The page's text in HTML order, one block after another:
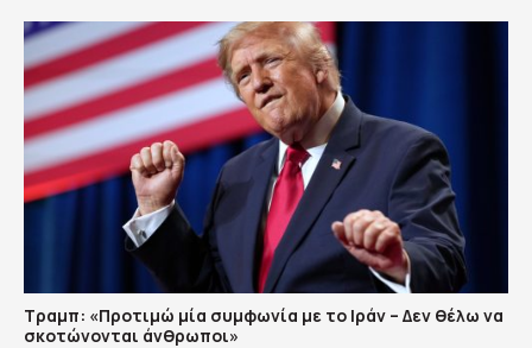
Τραμπ: «Προτιμώ μία συμφωνία με το Ιράν – Δεν θέλω να
σκοτώνονται άνθρωποι»